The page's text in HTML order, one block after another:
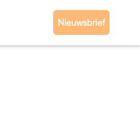
Nieuwsbrief